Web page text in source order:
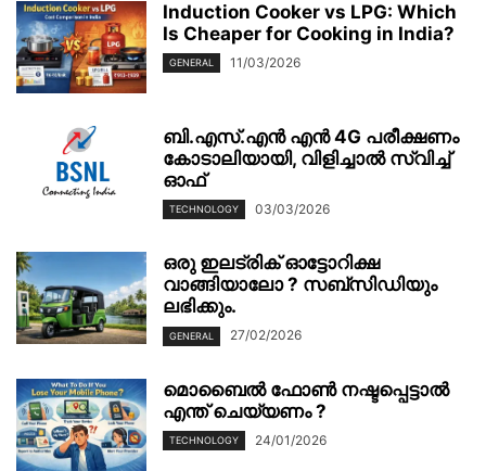
Induction Cooker vs LPG: Which
Is Cheaper for Cooking in India?
GENERAL 11/03/2026
ബി.എസ്.എൻ എൻ 4G പരീക്ഷണം
കോടാലിയായി, വിളിച്ചാൽ സ്വിച്ച്
ഓഫ്
TECHNOLOGY 03/03/2026
ഒരു ഇലട്രിക് ഓട്ടോറിക്ഷ
വാങ്ങിയാലോ ? സബ്സിഡിയും
ലഭിക്കും.
GENERAL 27/02/2026
മൊബൈല്‍ ഫോണ്‍ നഷ്ടപ്പെട്ടാല്‍
എന്ത് ചെയ്യണം ?
TECHNOLOGY 24/01/2026